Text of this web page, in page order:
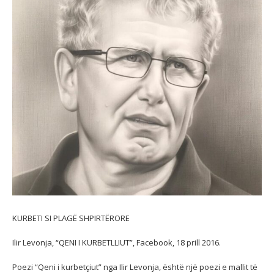
KURBETI SI PLAGË SHPIRTËRORE
Ilir Levonja, “QENI I KURBETLLIUT”, Facebook, 18 prill 2016.
Poezi “Qeni i kurbetçiut” nga Ilir Levonja, është një poezi e mallit të